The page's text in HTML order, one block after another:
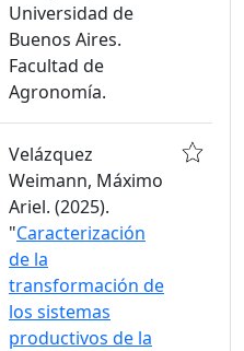
Universidad de
Buenos Aires.
Facultad de
Agronomía.
Velázquez
Weimann, Máximo
Ariel. (2025).
"Caracterización
de la
transformación de
los sistemas
productivos de la